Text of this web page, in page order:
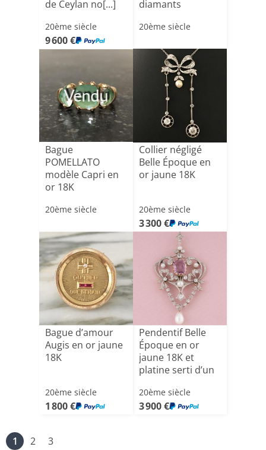
de Ceylan no[...]
20ème siècle
9 600 €
diamants
20ème siècle
Vendu
Bague
POMELLATO
modèle Capri en
or 18K
20ème siècle
Collier négligé
Belle Époque en
or jaune 18K
20ème siècle
3 300 €
Bague d’amour
Augis en or jaune
18K
20ème siècle
1 800 €
Pendentif Belle
Époque en or
jaune 18K et
platine serti d’un
20ème siècle
3 900 €
1 2 3